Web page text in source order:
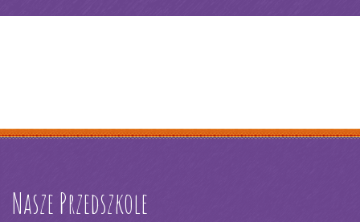
Nasze Przedszkole